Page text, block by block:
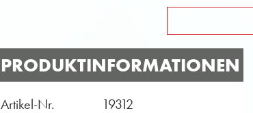
PRODUKTINFORMATIONEN
Artikel-Nr.
19312